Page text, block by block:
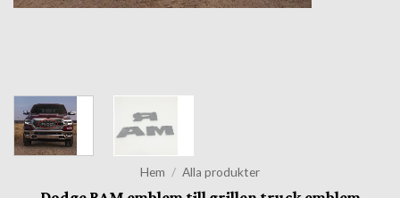
Hem / Alla produkter